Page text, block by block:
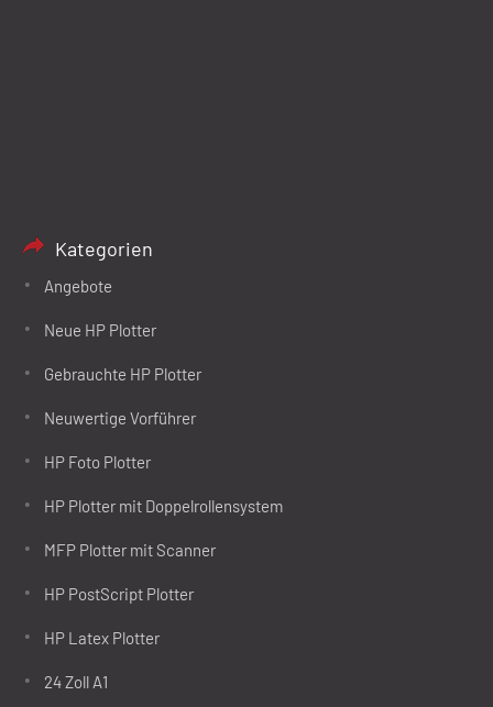
Kategorien
Angebote
Neue HP Plotter
Gebrauchte HP Plotter
Neuwertige Vorführer
HP Foto Plotter
HP Plotter mit Doppelrollensystem
MFP Plotter mit Scanner
HP PostScript Plotter
HP Latex Plotter
24 Zoll A1